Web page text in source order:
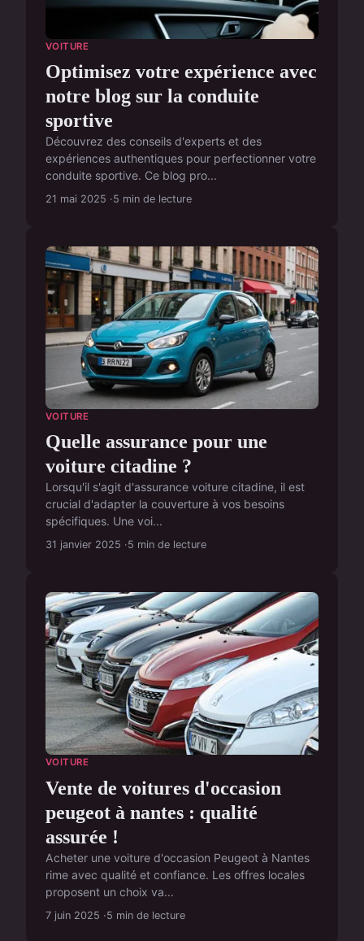
VOITURE
Optimisez votre expérience avec
notre blog sur la conduite
sportive
Découvrez des conseils d'experts et des
expériences authentiques pour perfectionner votre
conduite sportive. Ce blog pro...
21 mai 2025 5 min de lecture
VOITURE
Quelle assurance pour une
voiture citadine ?
Lorsqu'il s'agit d'assurance voiture citadine, il est
crucial d'adapter la couverture à vos besoins
spécifiques. Une voi...
31 janvier 2025 5 min de lecture
VOITURE
Vente de voitures d'occasion
peugeot à nantes : qualité
assurée !
Acheter une voiture d'occasion Peugeot à Nantes
rime avec qualité et confiance. Les offres locales
proposent un choix va...
7 juin 2025 5 min de lecture